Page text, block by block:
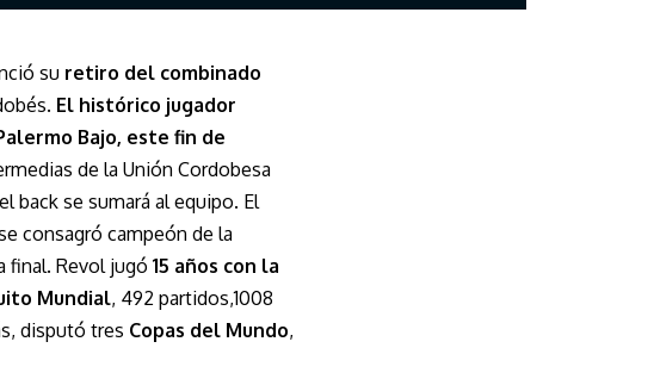
su retiro del combinado
El histórico jugador
Bajo, este fin de
de la Unión Cordobesa
back se sumará al equipo. El
consagró campeón de la
final. Revol jugó 15 años con la
Mundial, 492 partidos,1008
disputó tres Copas del Mundo,